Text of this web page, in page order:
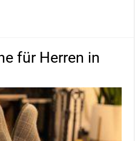
für Herren in